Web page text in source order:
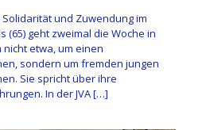
und Zuwendung im
(65) geht zweimal die Woche in
nicht etwa, um einen
sondern um fremden jungen
Sie spricht über ihre
In der JVA[…]